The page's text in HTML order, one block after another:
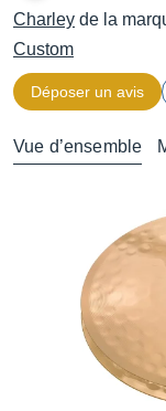
Charley de la
Custom
Déposer un avis
Vue d’ensemble